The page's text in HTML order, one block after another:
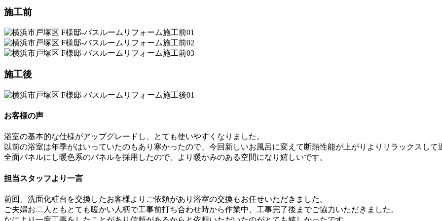
施工前
施工後
お客様の声
浴室の基本的な仕様がアップグレードし、とても使いやすくなりました。
以前の浴室は年季がはいっていたのもあり寒かったので、今回新しいお風呂に変えて断熱性能が上がりよりリラックスして
全面パネルにし暖色系のパネルを採用したので、より暖かみのある空間になり嬉しいです。
担当スタッフより一言
前回、洗面化粧台を交換したお客様よりご依頼があり浴室の交換もお任せいただきました。
ご夫婦お二人ともとても暖かい人柄で工事前打ち合わせ時から作業中、工事完了後までご協力いただきました。